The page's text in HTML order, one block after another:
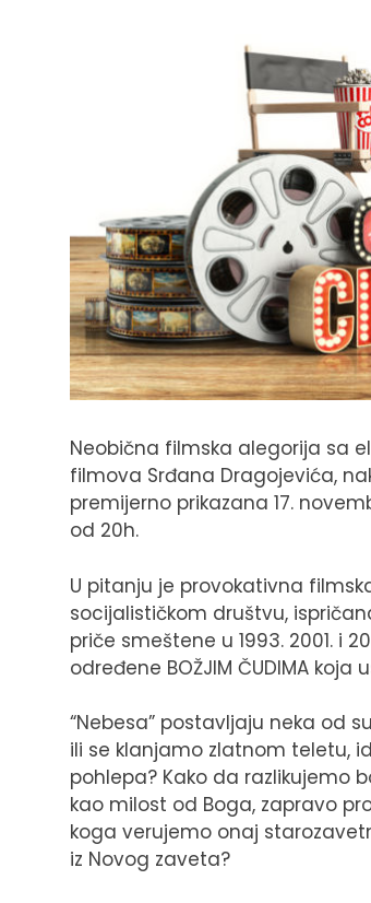
Neobična filmska alegorija sa
filmova Srđana Dragojevića,
premijerno prikazana 17.
od 20h.
U pitanju je provokativna
socijalističkom društvu,
priče smeštene u 1993. 2001. i
određene BOŽJIM ČUDIMA
“Nebesa” postavljaju neka od
ili se klanjamo zlatnom teletu,
pohlepa? Kako da razlikujemo
kao milost od Boga, zapravo
koga verujemo onaj
iz Novog zaveta?